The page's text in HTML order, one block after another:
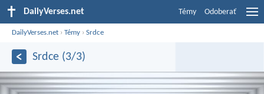
DailyVerses.net Témy Odoberať
DailyVerses.net ›Témy ›Srdce
Srdce (3/3)